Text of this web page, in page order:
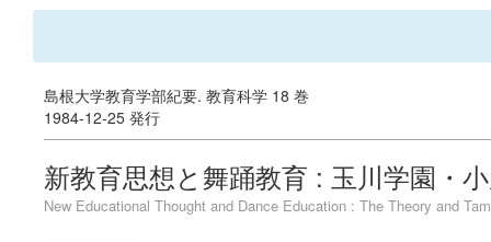
島根大学教育学部紀要. 教育科学 18 巻
1984-12-25 発行
新教育思想と舞踊教育 : 玉川学園・
New Educational Thought and Dance Education : The Theory and